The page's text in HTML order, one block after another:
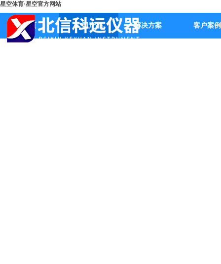
星空体育·星空官方网站
首页 公司产品 解决方案 客户案例